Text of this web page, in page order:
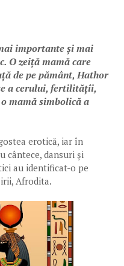
importante și mai
O zeiță mamă care
de pe pământ, Hathor
a cerului, fertilitățîi,
mamă simbolică a
erotică, iar în
cântece, dansuri și
au identificat-o pe
Afrodita.